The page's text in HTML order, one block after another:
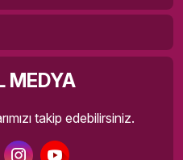
MEDYA
takip edebilirsiniz.